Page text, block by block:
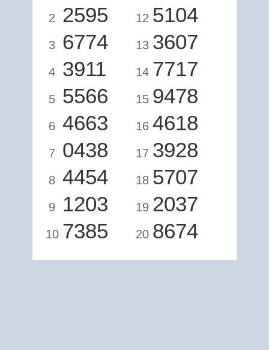
2 2595
3 6774
4 3911
5 5566
6 4663
7 0438
8 4454
9 1203
10 7385
12 5104
13 3607
14 7717
15 9478
16 4618
17 3928
18 5707
19 2037
20 8674